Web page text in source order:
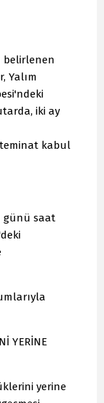
belirlenen
Yalım
iki ay
kabul
günü saat
YERİNE
yerine